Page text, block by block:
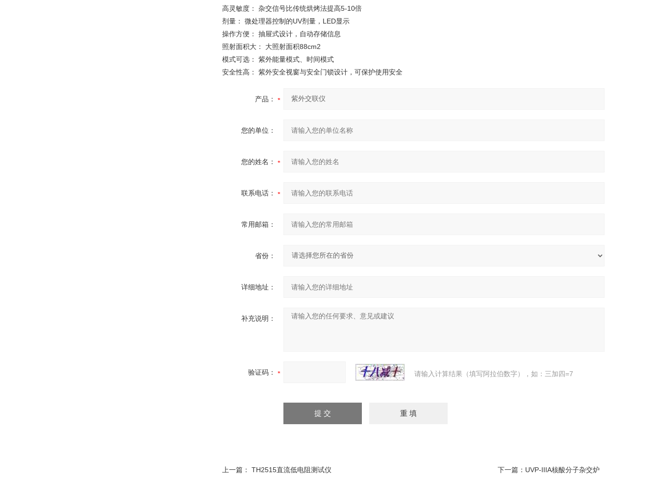
高灵敏度： 杂交信号比传统烘烤法提高5-10倍
剂量： 微处理器控制的UV剂量，LED显示
操作方便： 抽屉式设计，自动存储信息
照射面积大： 大照射面积88cm2
模式可选： 紫外能量模式、时间模式
安全性高： 紫外安全视窗与安全门锁设计，可保护使用安全
产品：
您的单位：
您的姓名：
联系电话：
常用邮箱：
省份：
详细地址：
补充说明：
验证码： 请输入计算结果（填写阿拉伯数字），如：三加四=7
上一篇： TH2515直流低电阻测试仪 下一篇： UVP-IIIA核酸分子杂交炉